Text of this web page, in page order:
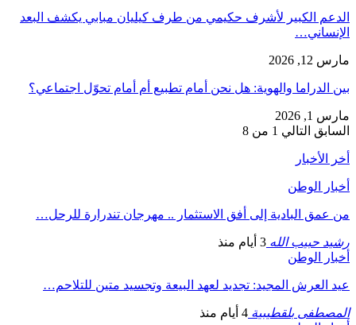
الدعم الكبير لأشرف حكيمي من طرف كيليان مبابي يكشف البعد
الإنساني…
مارس 12, 2026
بين الدراما والهوية: هل نحن أمام تطبيع أم أمام تحوّل اجتماعي؟
مارس 1, 2026
السابق التالي 1 من 8
أخر الأخبار
أخبار الوطن
من عمق البادية إلى أفق الاستثمار .. مهرجان تندرارة للرحل…
رشيد حبيب الله 3 أيام منذ
أخبار الوطن
عيد العرش المجيد: تجديد لعهد البيعة وتجسيد متين للتلاحم…
المصطفى بلقطيبية 4 أيام منذ